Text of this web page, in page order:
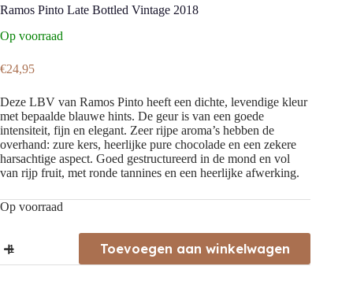
Ramos Pinto Late Bottled Vintage 2018
Op voorraad
€24,95
Deze LBV van Ramos Pinto heeft een dichte, levendige kleur
met bepaalde blauwe hints. De geur is van een goede
intensiteit, fijn en elegant. Zeer rijpe aroma’s hebben de
overhand: zure kers, heerlijke pure chocolade en een zekere
harsachtige aspect. Goed gestructureerd in de mond en vol
van rijp fruit, met ronde tannines en een heerlijke afwerking.
Op voorraad
Pinto
Late
Toevoegen aan winkelwagen